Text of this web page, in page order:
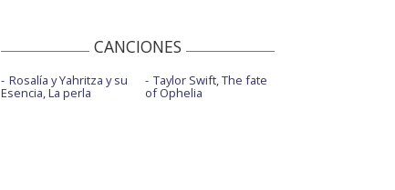
CANCIONES
Rosalía y Yahritza y su
Esencia, La perla
Taylor Swift, The fate
of Ophelia